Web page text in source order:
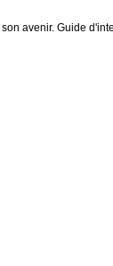
avenir. Guide